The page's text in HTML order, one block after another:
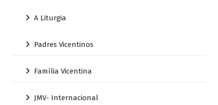
A Liturgia
Padres Vicentinos
Família Vicentina
JMV- Internacional